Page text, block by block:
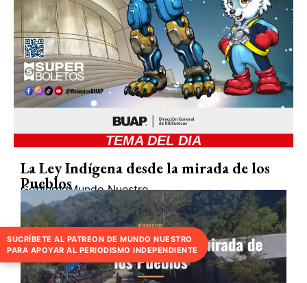
TEMA DEL DIA
La Ley Indígena desde la mirada de los
Pueblos
GobiernoMundo Nuestro
SUCRÍBETE AL PATREON DE MUNDO NUESTRO
PARA APOYAR AL PERIODISMO INDEPENDIENTE